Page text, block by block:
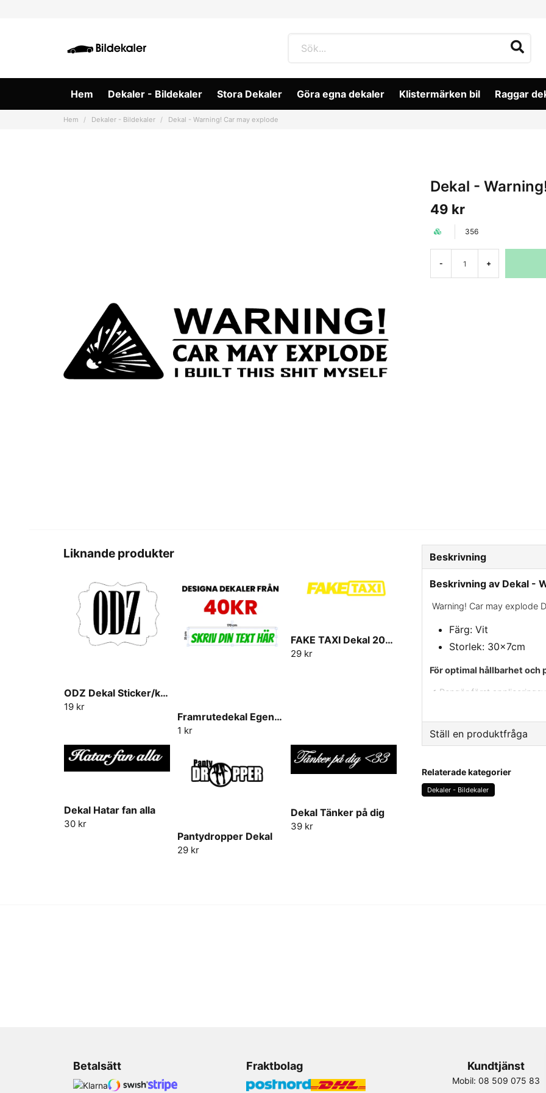
Hem Dekaler - Bildekaler Stora Dekaler Göra egna dekaler Klistermärken bil Raggar
Hem Dekaler - Bildekaler Dekal - Warning! Car may explode
Dekal -
49 kr
356
- +
Liknande produkter
ODZ Dekal Sticker/klistermärke
19 kr
Framrutedekal Egen text
1 kr
FAKE TAXI Dekal 20cm-30cm
29 kr
Dekal Hatar fan alla
30 kr
Pantydropper Dekal
29 kr
Dekal Tänker på dig
39 kr
Beskrivning
Beskrivning av Dekal -
Warning! Car may explode
Färg: Vit
Storlek: 30x7cm
För optimal hållbarhet och
✔ Rengör först
✔ Använd värme på ytan
✔ Ta bort skyddspappret
✔ Placera dekalen på
och avlägsna sedan
vid behov för att säkerställa
Ställ en produktfråga
Fråga oss något om
Relaterade kategorier
Dekaler - Bildekaler
Betalsätt Fraktbolag Kundtjänst
Mobil: 08 509 075 83